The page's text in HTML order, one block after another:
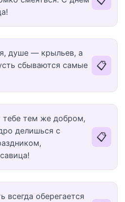
душе — крыльев, а
сбываются самые
📋
тебе тем же добром,
делишься с
📋
всегда оберегается